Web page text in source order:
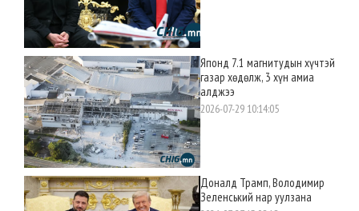
Японд 7.1 магнитудын хүчтэй
газар хөдөлж, 3 хүн амиа
алджээ
2026-07-29 10:14:05
Доналд Трамп, Володимир
Зеленський нар уулзана